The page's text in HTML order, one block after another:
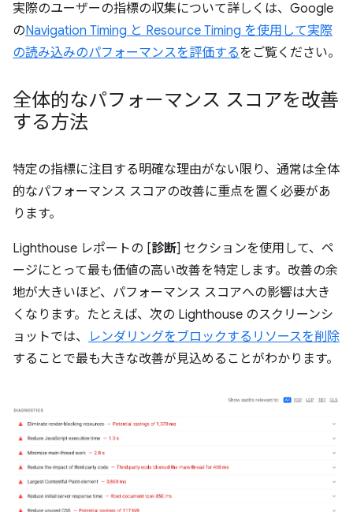
実際のユーザーの指標の収集について詳しくは、Google
のNavigation Timing と Resource Timing を使用して実際
の読み込みのパフォーマンスを評価するをご覧ください。
全体的なパフォーマンス スコアを改善
する方法
特定の指標に注目する明確な理由がない限り、通常は全体
的なパフォーマンス スコアの改善に重点を置く必要があ
ります。
Lighthouse レポートの [診断] セクションを使用して、ペ
ージにとって最も価値の高い改善を特定します。改善の余
地が大きいほど、パフォーマンス スコアへの影響は大き
くなります。たとえば、次の Lighthouse のスクリーンシ
ョットでは、
レンダリングをブロックするリソースを削除
することで最も大きな改善が見込めることがわかります。